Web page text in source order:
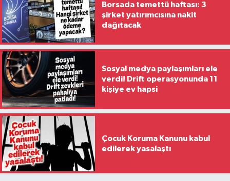
Borsada temettü haftası: 3
şirket yatırımcısına nakit
dağıtacak
Sosyal medya paylaşımları ele
verdi! Drift operasyonunda 11
kişiye ev hapsi
Çocuk Koruma Kanunu kabul
edilerek yasalaştı